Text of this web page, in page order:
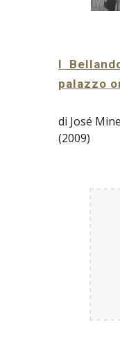
I
palazzo
di José
(2009)